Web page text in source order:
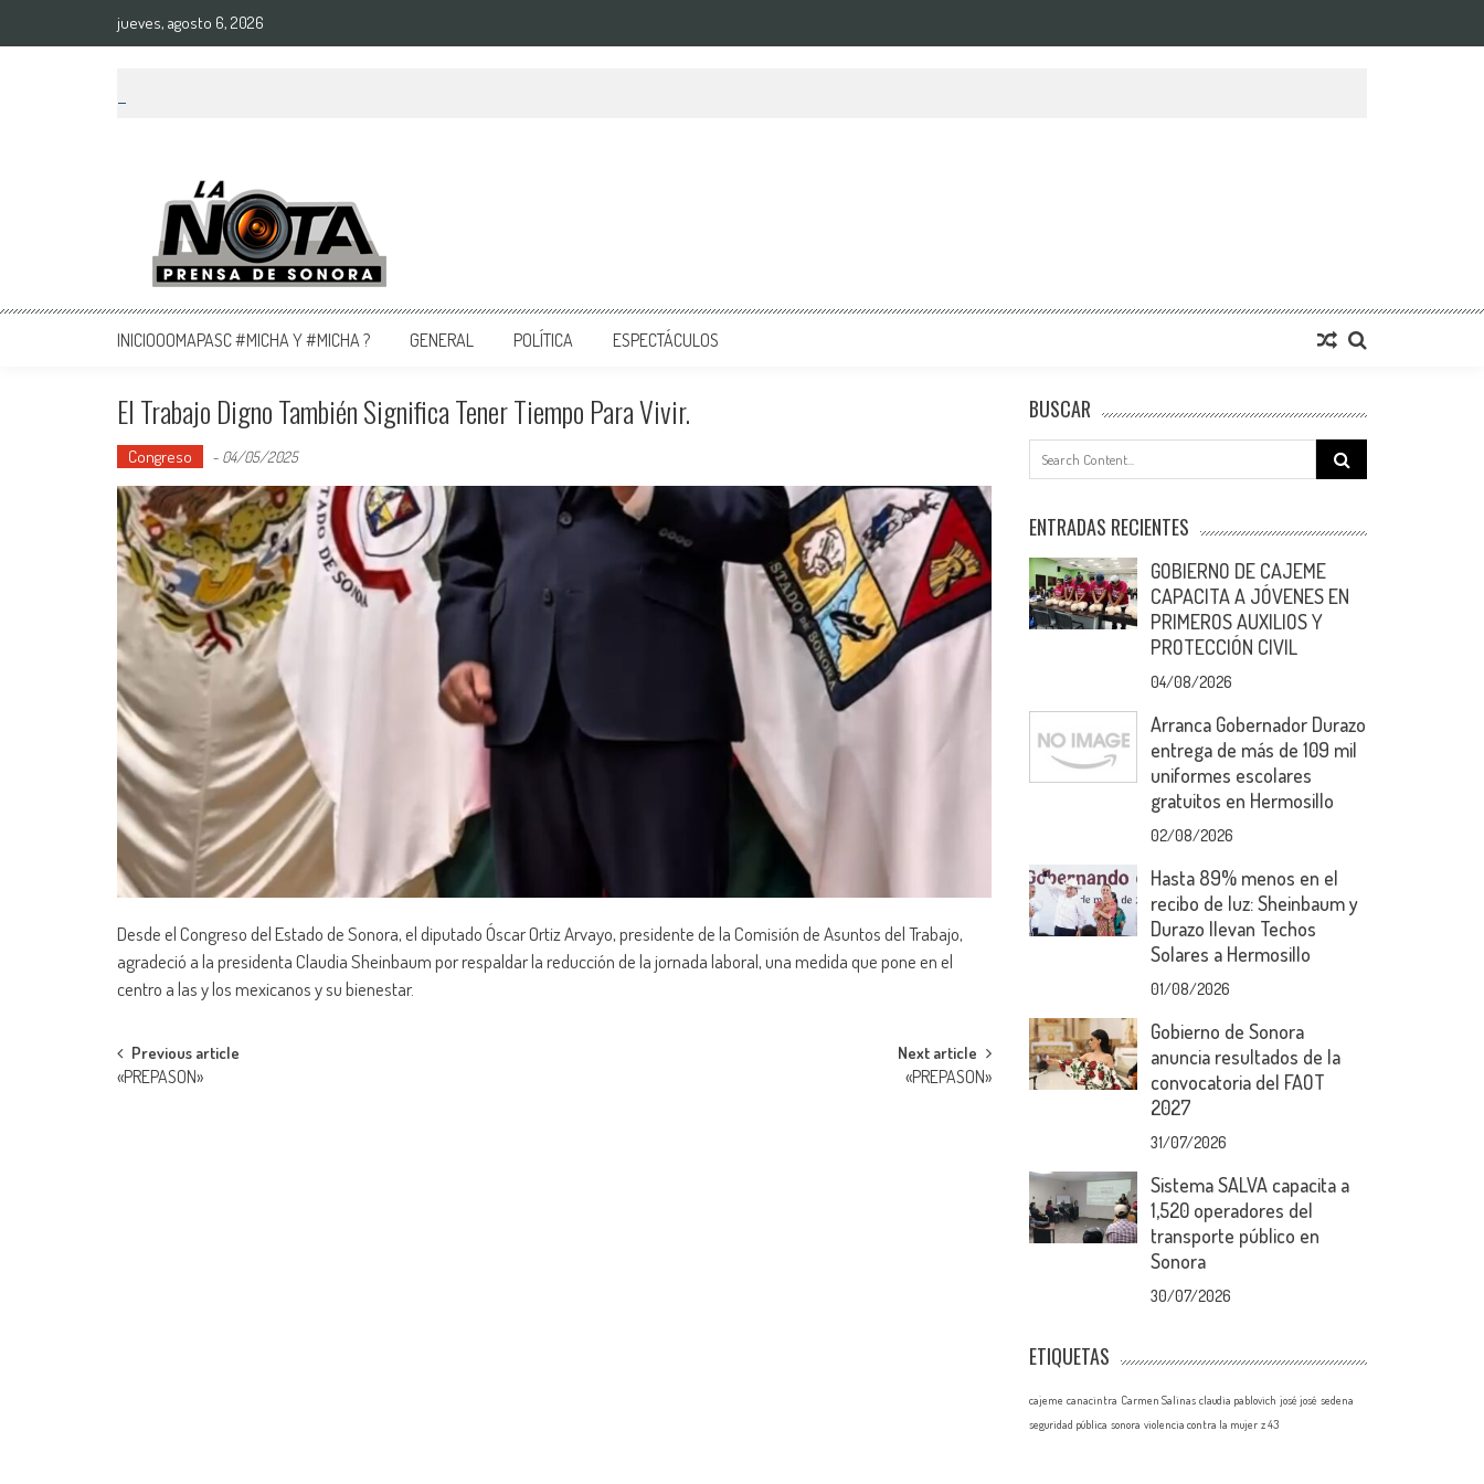
jueves, agosto 6, 2026
La Nota Prensa De Sonora
Noticias del día
INICIOOOMAPASC #MICHA Y #MICHA ? GENERAL POLÍTICA ESPECTÁCULOS
El Trabajo Digno También Significa Tener Tiempo Para Vivir.
Congreso - 04/05/2025
Desde el Congreso del Estado de Sonora, el diputado Óscar Ortiz Arvayo, presidente de la Comisión de Asuntos del Trabajo,
agradeció a la presidenta Claudia Sheinbaum por respaldar la reducción de la jornada laboral, una medida que pone en el
centro a las y los mexicanos y su bienestar.
Post
Previous article
«PREPASON»
Next article
«PREPASON»
BUSCAR
Search
for:
ENTRADAS RECIENTES
GOBIERNO DE CAJEME
CAPACITA A JÓVENES EN
PRIMEROS AUXILIOS Y
PROTECCIÓN CIVIL
04/08/2026
Arranca Gobernador Durazo
entrega de más de 109 mil
uniformes escolares
gratuitos en Hermosillo
02/08/2026
Hasta 89% menos en el
recibo de luz: Sheinbaum y
Durazo llevan Techos
Solares a Hermosillo
01/08/2026
Gobierno de Sonora
anuncia resultados de la
convocatoria del FAOT
2027
31/07/2026
Sistema SALVA capacita a
1,520 operadores del
transporte público en
Sonora
30/07/2026
ETIQUETAS
cajeme canacintra Carmen Salinas claudia pablovich josé josé sedena
seguridad pública sonora violencia contra la mujer z 43